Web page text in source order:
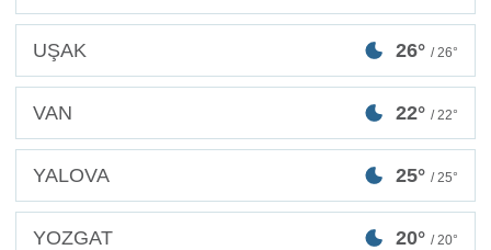
UŞAK 26° / 26°
VAN 22° / 22°
YALOVA 25° / 25°
YOZGAT 20° / 20°